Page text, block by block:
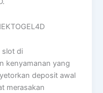
slot di
kenyamanan yang
deposit awal
merasakan